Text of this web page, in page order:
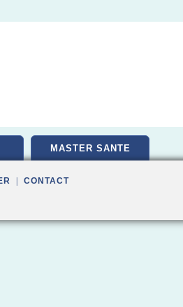
MASTER SANTE
CONTACT